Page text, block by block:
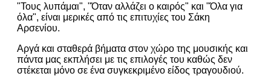
"Τους λυπάμαι", "Όταν αλλάζει ο καιρός" και "Όλα για
όλα", είναι μερικές από τις επιτυχίες του Σάκη
Αρσενίου.
Αργά και σταθερά βήματα στον χώρο της μουσικής και
πάντα μας εκπλήσει με τις επιλογές του καθώς δεν
στέκεται μόνο σε ένα συγκεκριμένο είδος τραγουδιού.